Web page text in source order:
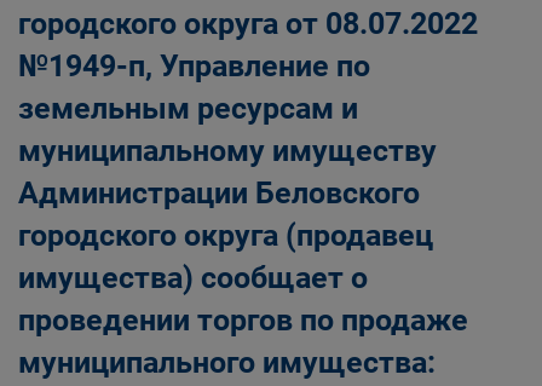
городского округа от 08.07.2022
№1949-п, Управление по
земельным ресурсам и
муниципальному имуществу
Администрации Беловского
городского округа (продавец
имущества) сообщает о
проведении торгов по продаже
муниципального имущества: